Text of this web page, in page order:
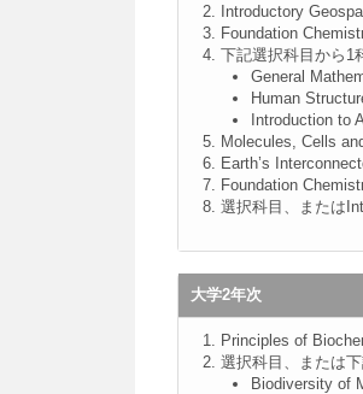
Introductory
Foundation
下記選択科目から1
General
Human
Introduction to
Molecules, Cells
Earth’s
Foundation
選択科目、または
大学2年次
Principles of
選択科目、または
Biodiversity of